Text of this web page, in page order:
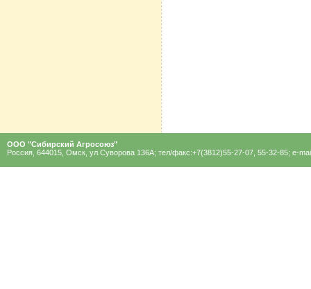
ООО "Сибирский Агроcоюз"
Россия, 644015, Омск, ул.Суворова 136A; тел/факс:+7(3812)55-27-07, 55-32-85; e-